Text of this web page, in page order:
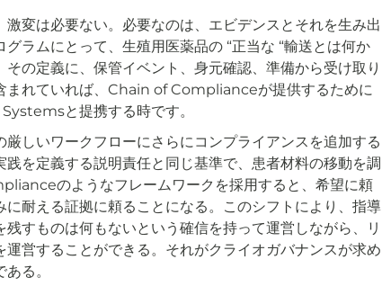
変は必要ない。必要なのは、エビデンスとそれを生み出
ラムにとって、生殖用医薬品の “正当な “輸送とは何か
の定義に、保管イベント、身元確認、準備から受け取り
まれていれば、Chain of Complianceが提供するために
と提携する時です。
しいワークフローにさらにコンプライアンスを追加する
を定義する説明責任と同じ基準で、患者材料の移動を調
のようなフレームワークを採用すると、希望に頼
耐える証拠に頼ることになる。このシフトにより、指導
すものは何もないという確信を持って運営しながら、リ
営することができる。それがクライオガバナンスが求め
る。